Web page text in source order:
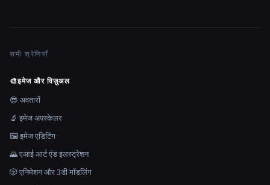
सभी श्रेणियाँ
🎨इमेज और विज़ुअल
😎 अवतारों
🔬 इमेज अपस्केलर
🖼️ इमेज एडिटिंग
🌄 एआई आर्ट एंड इलस्ट्रेशन
🎲 एनिमेशन और 3डी मॉडलिंग